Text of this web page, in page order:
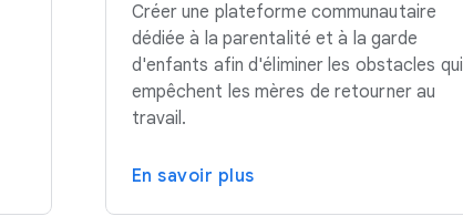
Créer une plateforme communautaire
dédiée à la parentalité et à la garde
d'enfants afin d'éliminer les obstacles qui
empêchent les mères de retourner au
travail.
En savoir plus